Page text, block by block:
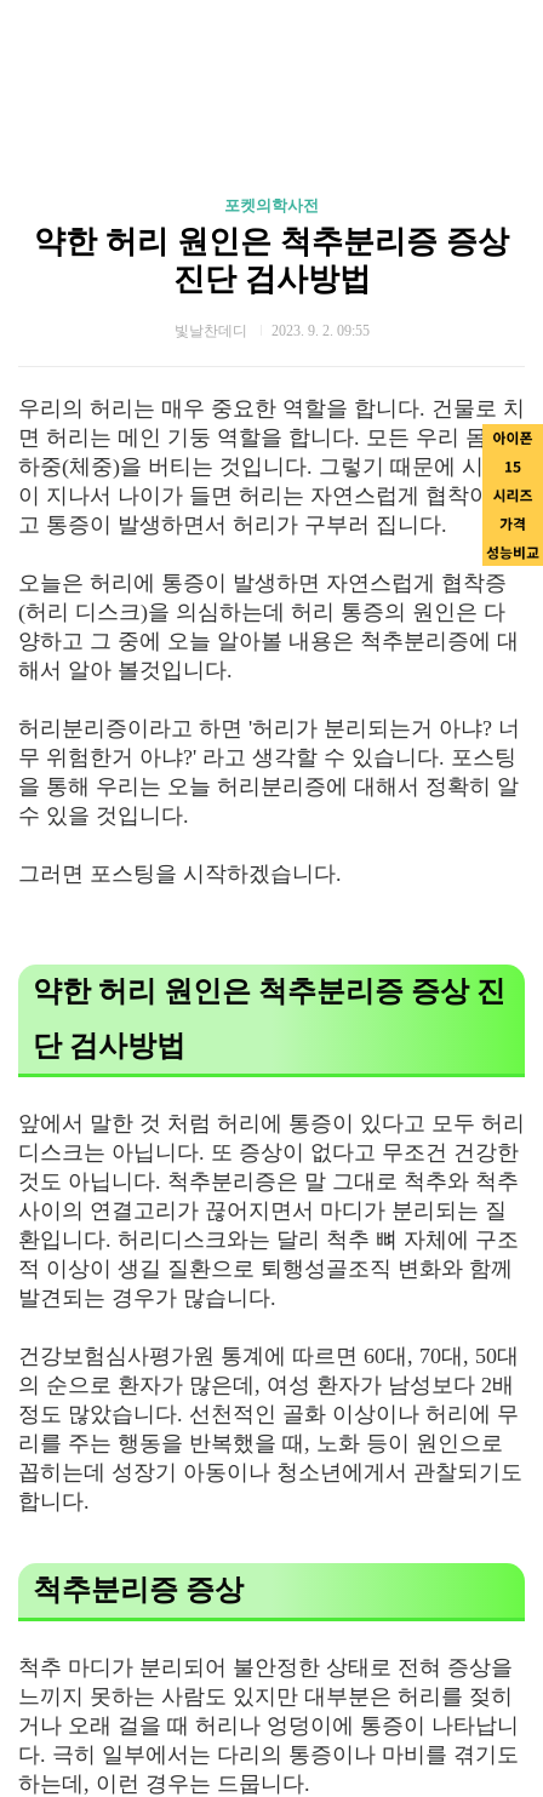
포켓의학사전
약한 허리 원인은 척추분리증 증상
진단 검사방법
빛날찬데디 2023. 9. 2. 09:55
우리의 허리는 매우 중요한 역할을 합니다. 건물로 치
면 허리는 메인 기둥 역할을 합니다. 모든 우리 몸의
하중(체중)을 버티는 것입니다. 그렇기 때문에 시간
이 지나서 나이가 들면 허리는 자연스럽게 협착이 되
고 통증이 발생하면서 허리가 구부러 집니다.
오늘은 허리에 통증이 발생하면 자연스럽게 협착증
(허리 디스크)을 의심하는데 허리 통증의 원인은 다
양하고 그 중에 오늘 알아볼 내용은 척추분리증에 대
해서 알아 볼것입니다.
허리분리증이라고 하면 '허리가 분리되는거 아냐? 너
무 위험한거 아냐?' 라고 생각할 수 있습니다. 포스팅
을 통해 우리는 오늘 허리분리증에 대해서 정확히 알
수 있을 것입니다.
그러면 포스팅을 시작하겠습니다.
약한 허리 원인은 척추분리증 증상 진
단 검사방법
앞에서 말한 것 처럼 허리에 통증이 있다고 모두 허리
디스크는 아닙니다. 또 증상이 없다고 무조건 건강한
것도 아닙니다. 척추분리증은 말 그대로 척추와 척추
사이의 연결고리가 끊어지면서 마디가 분리되는 질
환입니다. 허리디스크와는 달리 척추 뼈 자체에 구조
적 이상이 생길 질환으로 퇴행성골조직 변화와 함께
발견되는 경우가 많습니다.
건강보험심사평가원 통계에 따르면 60대, 70대, 50대
의 순으로 환자가 많은데, 여성 환자가 남성보다 2배
정도 많았습니다. 선천적인 골화 이상이나 허리에 무
리를 주는 행동을 반복했을 때, 노화 등이 원인으로
꼽히는데 성장기 아동이나 청소년에게서 관찰되기도
합니다.
척추분리증 증상
척추 마디가 분리되어 불안정한 상태로 전혀 증상을
느끼지 못하는 사람도 있지만 대부분은 허리를 젖히
거나 오래 걸을 때 허리나 엉덩이에 통증이 나타납니
다. 극히 일부에서는 다리의 통증이나 마비를 겪기도
하는데, 이런 경우는 드뭅니다.